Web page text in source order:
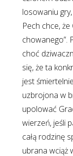
losowaniu
Pech chce,
chowanego”.
choć
się, że ta
jest
uzbrojona w
upolować
wierzeń, jeśli
całą rodzinę
ubrana wciąż